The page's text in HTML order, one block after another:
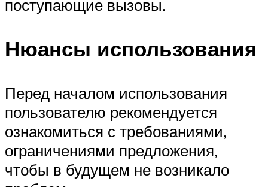
поступающие вызовы.
Нюансы использования
Перед началом использования
пользователю рекомендуется
ознакомиться с требованиями,
ограничениями предложения,
чтобы в будущем не возникало